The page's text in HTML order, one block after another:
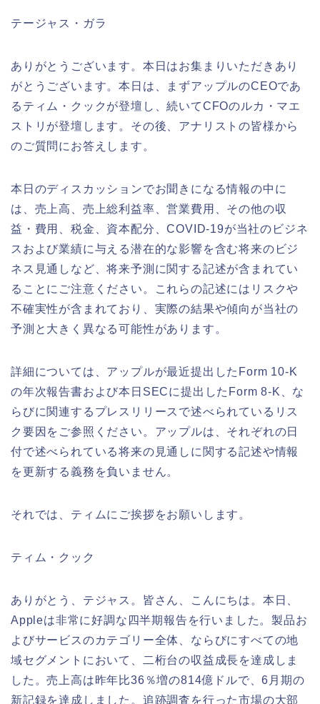
テージャス・ガラ
ありがとうございます。本日はお集まりいただきあり
がとうございます。本日は、まずアップルのCEOであ
るティム・クックが登壇し、続いてCFOのルカ・マエ
ストリが登壇します。その後、アナリストの皆様から
のご質問にお答えします。
本日のディスカッションでお聞きになる情報の中に
は、売上高、売上総利益率、営業費用、その他の収
益・費用、税金、資本配分、COVID-19が当社のビジネ
スおよび業績に与える潜在的な影響を含む将来のビジ
ネス見通しなど、将来予測に関する記述が含まれてい
ることにご注意ください。これらの記述にはリスクや
不確実性が含まれており、実際の結果や傾向が当社の
予測と大きく異なる可能性があります。
詳細については、アップルが最近提出したForm 10-K
の年次報告書および本日SECに提出したForm 8-K、な
らびに関連するプレスリリースで述べられているリス
ク要因をご参照ください。アップルは、それぞれの日
付で述べられている将来の見通しに関する記述や情報
を更新する義務を負いません。
それでは、ティムにご挨拶をお願いします。
ティム・クック
ありがとう、テジャス。皆さん、こんにちは。本日、
Appleは非常に好調な四半期報告を行いました。製品お
よびサービスのカテゴリー全体、ならびにすべての地
域セグメントにおいて、二桁台の収益成長を達成しま
した。売上高は昨年比36％増の814億ドルで、6月期の
新記録を達成しました。追跡調査を行った市場の大部